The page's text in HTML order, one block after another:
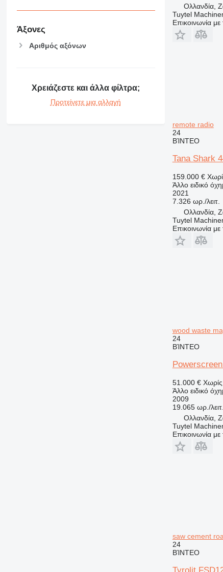
Άξονες
Αριθμός αξόνων
Χρειάζεστε και άλλα φίλτρα;
Προτείνετε μια αλλαγή
Ολλανδία,
Tuytel
Επικοινωνία
remote radio
24
ΒΊΝΤΕΟ
Tana Shark
159.000 €
Άλλο ειδικό
2021
7.326 ωρ./λειτ.
Ολλανδία,
Tuytel
Επικοινωνία
wood waste
24
ΒΊΝΤΕΟ
51.000 €
Άλλο ειδικό
2009
19.065 ωρ./λειτ.
Ολλανδία,
Tuytel
Επικοινωνία
saw cement
24
ΒΊΝΤΕΟ